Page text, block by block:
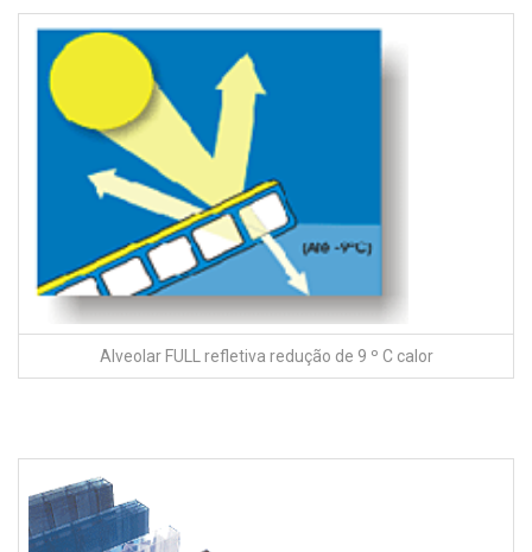
Alveolar FULL refletiva redução de 9 º C calor